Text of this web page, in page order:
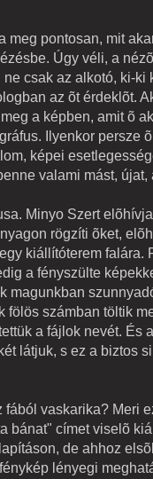
meg pontosan, mit
Úgy véli, a
csak az alkotó, ki-ki
az õt érdeklõt.
a képben, amit õ
Ilyenkor persze
képei
valami mást, újat,
Minyo Szert
rögzíti õket,
kiállítóterem falára.
a fényszülte
magunkban
fölös számban töltik
a fájlok nevét. És
látjuk, s ez a biztos
fából vaskarika? Meri
bánat" címet viselõ
de ahhoz
lényegi